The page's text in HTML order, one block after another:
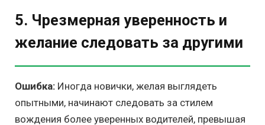
5. Чрезмерная уверенность и
желание следовать за другими
Ошибка: Иногда новички, желая выглядеть
опытными, начинают следовать за стилем
вождения более уверенных водителей, превышая